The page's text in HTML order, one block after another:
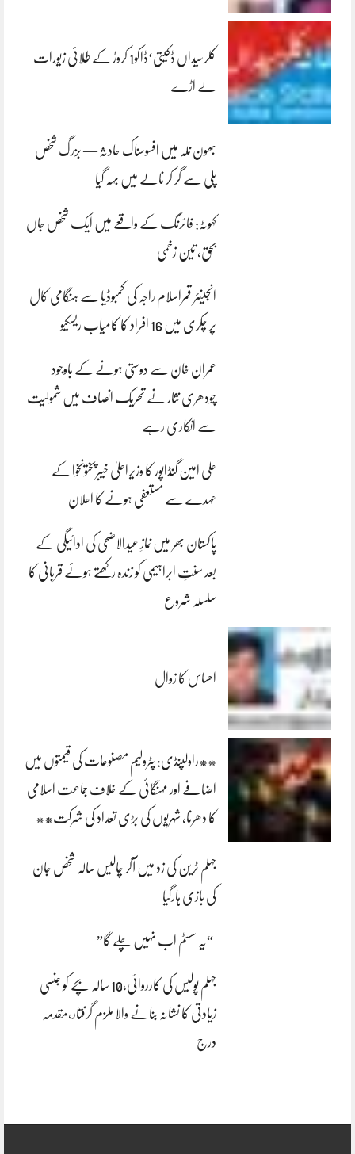
کلرسیداں ڈکیتی‘ڈاکو1 کروڑ کے طلائی زیورات
لے اڑے
بھون نلہ میں افسوسناک حادثہ — بزرگ شخص
پلی سے گر کر نالے میں بہہ گیا
کہوٹہ: فائرنگ کے واقعے میں ایک شخص جاں
بحق، تین زخمی
انجینئر قمراسلام راجہ کی کمبوڈیا سے ہنگامی کال
پر چکری میں 16 افراد کا کامیاب ریسکیو
عمران خان سے دوستی ہونے کے باوجود
چودھری نثار نے تحریک انصاف میں شمولیت
سے انکاری رہے
علی امین گنڈاپور کا وزیراعلیٰ خیبرپختونخوا کے
عہدے سے مستعفی ہونے کا اعلان
پاکستان بھر میں نمازِ عیدالاضحی کی ادائیگی کے
بعد سنتِ ابراہیمی کو زندہ رکھتے ہوئے قربانی کا
سلسلہ شروع
احساس کا زوال
**راولپنڈی: پٹرولیم مصنوعات کی قیمتوں میں
اضافے اور مہنگائی کے خلاف جماعت اسلامی
کا دھرنا، شہریوں کی بڑی تعداد کی شرکت**
جہلم ٹرین کی زد میں آکر چالیس سالہ شخص جان
کی بازی ہارگیا
“یہ سسٹم اب نہیں چلے گا”
جہلم پولیس کی کارروائی،10 سالہ بچے کو جنسی
زیادتی کا نشانہ بنانے والا ملزم گرفتار،مقدمہ
درج